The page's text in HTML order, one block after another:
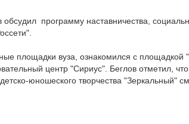
программу наставничества,
площадки вуза, ознакомился с площадкой
центр "Сириус". Беглов отметил,
юношеского творчества "Зеркальный"